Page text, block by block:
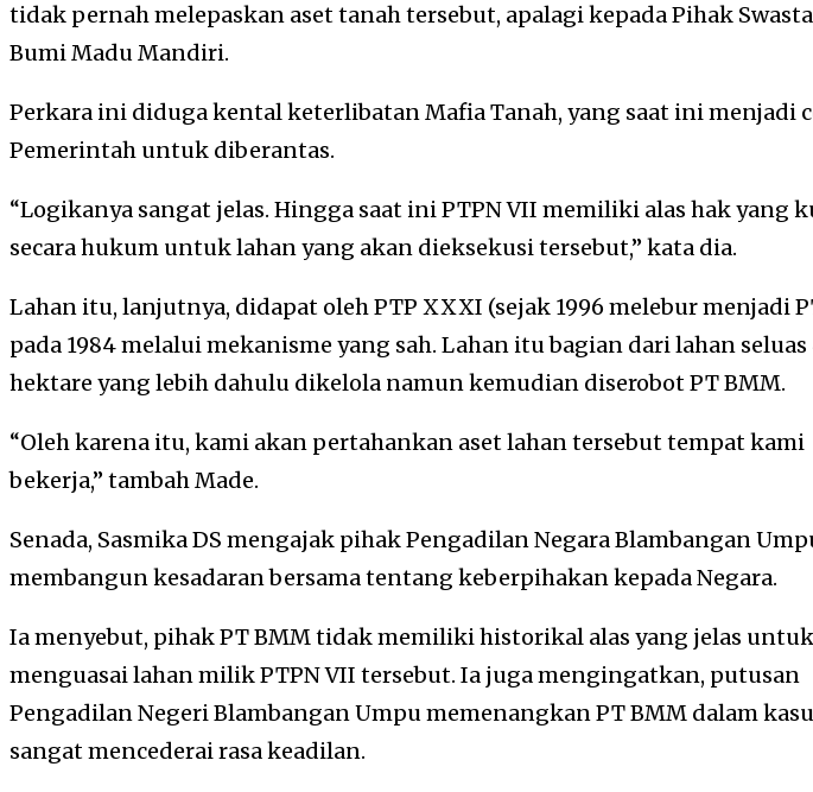
tidak pernah melepaskan aset tanah tersebut, apalagi kepada Pihak
Bumi Madu Mandiri.
Perkara ini diduga kental keterlibatan Mafia Tanah, yang saat ini menjadi
Pemerintah untuk diberantas.
“Logikanya sangat jelas. Hingga saat ini PTPN VII memiliki alas hak yang
secara hukum untuk lahan yang akan dieksekusi tersebut,” kata dia.
Lahan itu, lanjutnya, didapat oleh PTP XXXI (sejak 1996 melebur menjadi
pada 1984 melalui mekanisme yang sah. Lahan itu bagian dari lahan seluas
hektare yang lebih dahulu dikelola namun kemudian diserobot PT BMM.
“Oleh karena itu, kami akan pertahankan aset lahan tersebut tempat kami
bekerja,” tambah Made.
Senada, Sasmika DS mengajak pihak Pengadilan Negara Blambangan
membangun kesadaran bersama tentang keberpihakan kepada Negara.
Ia menyebut, pihak PT BMM tidak memiliki historikal alas yang jelas untuk
menguasai lahan milik PTPN VII tersebut. Ia juga mengingatkan, putusan
Pengadilan Negeri Blambangan Umpu memenangkan PT BMM dalam
sangat mencederai rasa keadilan.